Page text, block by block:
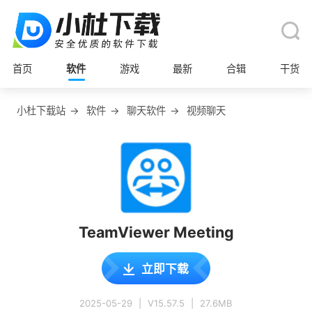
首页 软件 游戏 最新 合辑 干货
小杜下载站 → 软件 → 聊天软件 → 视频聊天
TeamViewer Meeting
立即下载
2025-05-29 V15.57.5 27.6MB